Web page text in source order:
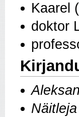
Kaarel (
doktor